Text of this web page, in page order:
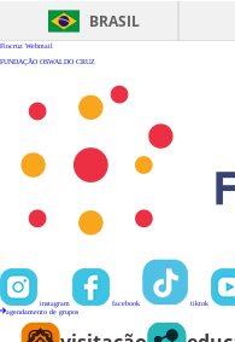
BRASIL
Fiocruz Webmail
FUNDAÇÃO OSWALDO CRUZ
instagram facebook tiktok
agendamento de grupos